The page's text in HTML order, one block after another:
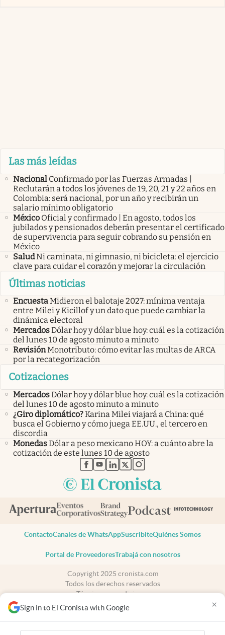
Sign in to El Cronista with Google ×
Las más leídas
Nacional Confirmado por las Fuerzas Armadas |
Reclutarán a todos los jóvenes de 19, 20, 21 y 22 años en
Colombia: será nacional, por un año y recibirán un
salario mínimo obligatorio
México Oficial y confirmado | En agosto, todos los
jubilados y pensionados deberán presentar el certificado
de supervivencia para seguir cobrando su pensión en
México
SaludNi caminata, ni gimnasio, ni bicicleta: el ejercicio
clave para cuidar el corazón y mejorar la circulación
Últimas noticias
EncuestaMidieron el balotaje 2027: mínima ventaja
entre Milei y Kicillof y un dato que puede cambiar la
dinámica electoral
MercadosDólar hoy y dólar blue hoy: cuál es la cotización
del lunes 10 de agosto minuto a minuto
RevisiónMonotributo: cómo evitar las multas de ARCA
por la recategorización
Cotizaciones
MercadosDólar hoy y dólar blue hoy: cuál es la cotización
del lunes 10 de agosto minuto a minuto
¿Giro diplomático?Karina Milei viajará a China: qué
busca el Gobierno y cómo juega EE.UU., el tercero en
discordia
MonedasDólar a peso mexicano HOY: a cuánto abre la
cotización de este lunes 10 de agosto
abre en nueva pestaña
abre en nueva pestaña
abre en nueva pestaña
abre en nueva pestaña
abre en nueva pestaña
ContactoCanales de WhatsAppSuscribiteQuiénes Somos
Portal de ProveedoresTrabajá con nosotros
Copyright 2025 cronista.com
Todos los derechos reservados
Términos y condiciones
Privacidad
Consentimiento